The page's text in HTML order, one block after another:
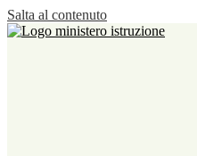
Salta al contenuto